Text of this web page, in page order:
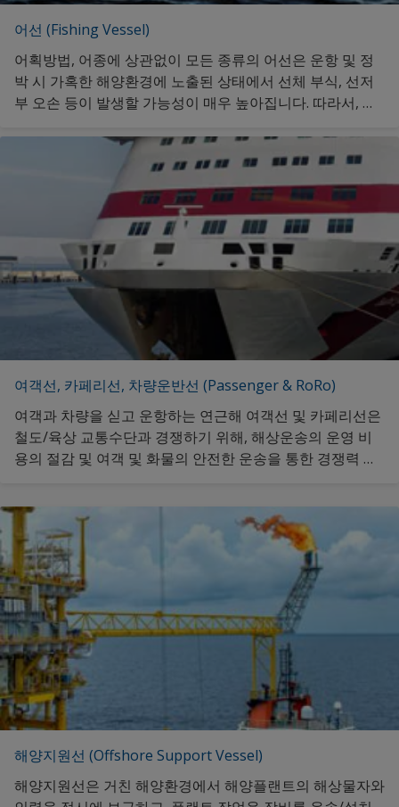
어선 (Fishing Vessel)
어획방법, 어종에 상관없이 모든 종류의 어선은 운항 및 정
박 시 가혹한 해양환경에 노출된 상태에서 선체 부식, 선저
부 오손 등이 발생할 가능성이 매우 높아집니다. 따라서, 이
정보 클릭해 주세요.
여객선, 카페리선, 차량운반선 (Passenger & RoRo)
여객과 차량을 싣고 운항하는 연근해 여객선 및 카페리선은
철도/육상 교통수단과 경쟁하기 위해, 해상운송의 운영 비
용의 절감 및 여객 및 화물의 안전한 운송을 통한 경쟁력 향
해양지원선 (Offshore Support Vessel)
해양지원선은 거친 해양환경에서 해양플랜트의 해상물자와